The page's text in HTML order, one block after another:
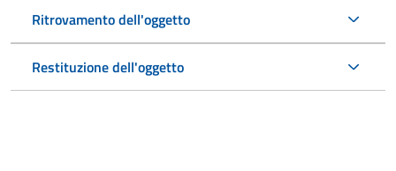
Ritrovamento dell'oggetto
Restituzione dell'oggetto